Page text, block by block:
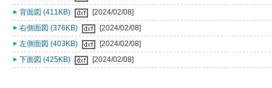
背面図 (411KB)
[2024/02/08]
右側面図 (376KB)
[2024/02/08]
左側面図 (403KB)
[2024/02/08]
下面図 (425KB)
[2024/02/08]